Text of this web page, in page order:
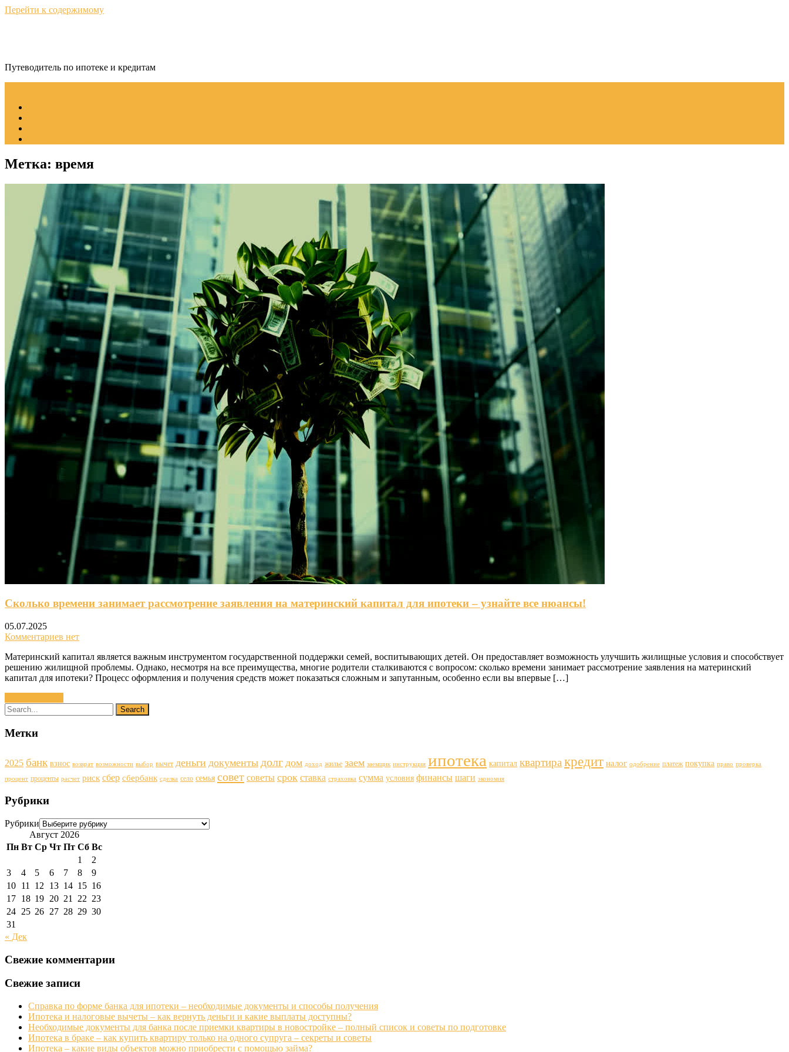
Перейти к содержимому
Путеводитель по ипотеке и кредитам
Метка: время
Сколько времени занимает рассмотрение заявления на материнский капитал для ипотеки – узнайте все нюансы!
05.07.2025
Комментариев нет
Материнский капитал является важным инструментом государственной поддержки семей, воспитывающих детей. Он предоставляет возможность улучшить жилищные условия и способствует
решению жилищной проблемы. Однако, несмотря на все преимущества, многие родители сталкиваются с вопросом: сколько времени занимает рассмотрение заявления на материнский
капитал для ипотеки? Процесс оформления и получения средств может показаться сложным и запутанным, особенно если вы впервые […]
Метки
2025 банк взнос возврат возможности выбор вычет деньги документы долг дом доход жилье заем заемщик инструкция ипотека капитал квартира кредит налог одобрение платеж покупка право проверка
процент проценты расчет риск сбер сбербанк сделка село семья совет советы срок ставка страховка сумма условия финансы шаги экономия
Рубрики
Рубрики
Август 2026
Пн Вт Ср Чт Пт Сб Вс
1
2
3
4 5 6 7 8
9
10 11 12 13 14 15 16
17 18 19 20 21 22 23
24 25 26 27 28 29 30
31
« Дек
Свежие комментарии
Свежие записи
Справка по форме банка для ипотеки – необходимые документы и способы получения
Ипотека и налоговые вычеты – как вернуть деньги и какие выплаты доступны?
Необходимые документы для банка после приемки квартиры в новостройке – полный список и советы по подготовке
Ипотека в браке – как купить квартиру только на одного супруга – секреты и советы
Ипотека – какие виды объектов можно приобрести с помощью займа?